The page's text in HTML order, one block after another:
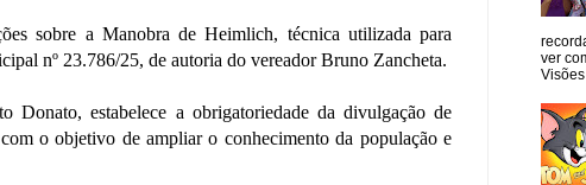
sobre a Manobra de Heimlich, técnica utilizada para
nº 23.786/25, de autoria do vereador Bruno Zancheta.
Donato, estabelece a obrigatoriedade da divulgação de
o objetivo de ampliar o conhecimento da população e
ver